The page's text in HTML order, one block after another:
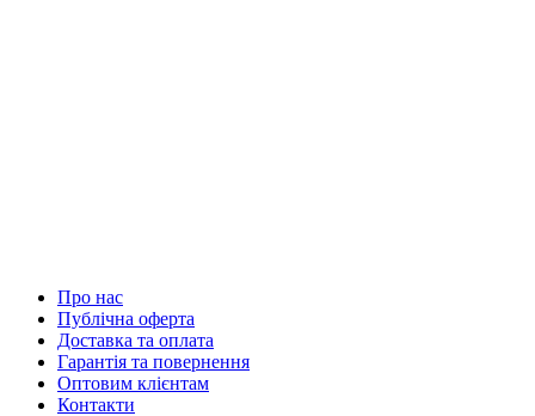
Про нас
Публічна оферта
Доставка та оплата
Гарантія та повернення
Оптовим клієнтам
Контакти